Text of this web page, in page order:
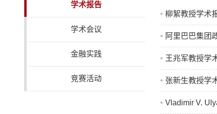
学术报告
学术会议
金融实践
竞赛活动
柳絮教授学术
阿里巴巴集团
王兆军教授学
张新生教授学
Vladimir V.